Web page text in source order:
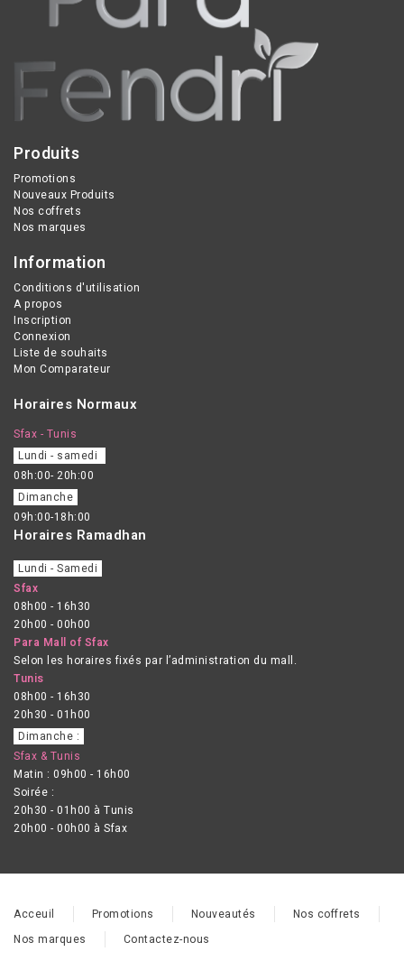
larme, idéals pour la peau
sensible des bébés.
Produits
Promotions
Nouveaux Produits
Nos coffrets
Nos marques
Information
Conditions d'utilisation
A propos
Inscription
Connexion
Liste de souhaits
Mon Comparateur
Horaires Normaux
Sfax - Tunis
Lundi - samedi
08h:00- 20h:00
Dimanche
09h:00-18h:00
Horaires Ramadhan
Lundi - Samedi
Sfax
08h00 - 16h30
20h00 - 00h00
Para Mall of Sfax
Selon les horaires fixés par l’administration du mall.
Tunis
08h00 - 16h30
20h30 - 01h00
Dimanche :
Sfax & Tunis
Matin : 09h00 - 16h00
Soirée :
20h30 - 01h00 à Tunis
20h00 - 00h00 à Sfax
Acceuil Promotions Nouveautés
Nos coffrets
Nos marques
Contactez-nous